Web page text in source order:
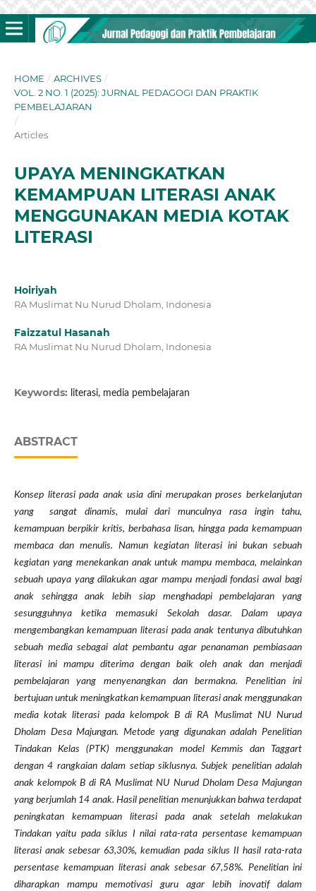
HOME / ARCHIVES /
VOL. 2 NO. 1 (2025): JURNAL PEDAGOGI DAN PRAKTIK
PEMBELAJARAN
/
Articles
UPAYA MENINGKATKAN
KEMAMPUAN LITERASI ANAK
MENGGUNAKAN MEDIA KOTAK
LITERASI
Hoiriyah
RA Muslimat Nu Nurud Dholam, Indonesia
Faizzatul Hasanah
RA Muslimat Nu Nurud Dholam, Indonesia
Keywords: literasi, media pembelajaran
ABSTRACT
Konsep literasi pada anak usia dini merupakan proses berkelanjutan
yang sangat dinamis, mulai dari munculnya rasa ingin tahu,
kemampuan berpikir kritis, berbahasa lisan, hingga pada kemampuan
membaca dan menulis. Namun kegiatan literasi ini bukan sebuah
kegiatan yang menekankan anak untuk mampu membaca, melainkan
sebuah upaya yang dilakukan agar mampu menjadi fondasi awal bagi
anak sehingga anak lebih siap menghadapi pembelajaran yang
sesungguhnya ketika memasuki Sekolah dasar. Dalam upaya
mengembangkan kemampuan literasi pada anak tentunya dibutuhkan
sebuah media sebagai alat pembantu agar penanaman pembiasaan
literasi ini mampu diterima dengan baik oleh anak dan menjadi
pembelajaran yang menyenangkan dan bermakna. Penelitian ini
bertujuan untuk meningkatkan kemampuan literasi anak menggunakan
media kotak literasi pada kelompok B di RA Muslimat NU Nurud
Dholam Desa Majungan. Metode yang digunakan adalah Penelitian
Tindakan Kelas (PTK) menggunakan model Kemmis dan Taggart
dengan 4 rangkaian dalam setiap siklusnya. Subjek penelitian adalah
anak kelompok B di RA Muslimat NU Nurud Dholam Desa Majungan
yang berjumlah 14 anak. Hasil penelitian menunjukkan bahwa terdapat
peningkatan kemampuan literasi pada anak setelah melakukan
Tindakan yaitu pada siklus I nilai rata-rata persentase kemampuan
literasi anak sebesar 63,30%, kemudian pada siklus II hasil rata-rata
persentase kemampuan literasi anak sebesar 67,58%. Penelitian ini
diharapkan mampu memotivasi guru agar lebih inovatif dalam